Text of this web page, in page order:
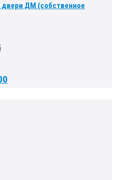
ДМ (собственное